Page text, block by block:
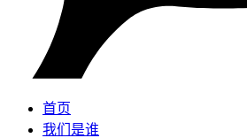
首页
我们是谁